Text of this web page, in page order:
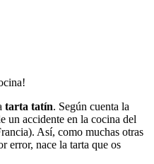
tarta tatín. Según cuenta la
un accidente en la cocina del
Así, como muchas otras
error, nace la tarta que os